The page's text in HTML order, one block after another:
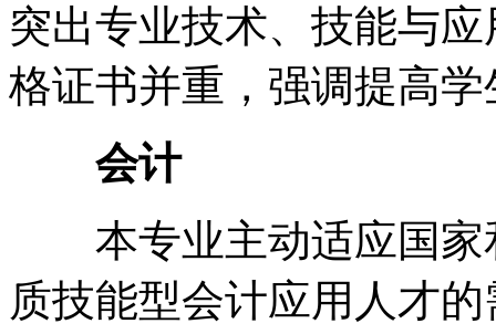
突出专业技术、技能与
格证书并重，强调提高
会计
本专业主动适应国家
质技能型会计应用人才